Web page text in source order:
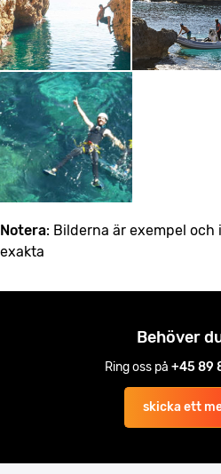
Notera: Bilderna är exempel
exakta
Behöver
Ring oss på +45 89
skicka ett